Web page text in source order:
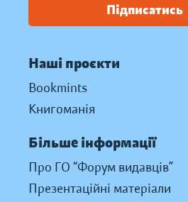
Підписатись
Наші проєкти
Bookmints
Книгоманія
Більше інформації
Про ГО “Форум видавців”
Презентаційні матеріали